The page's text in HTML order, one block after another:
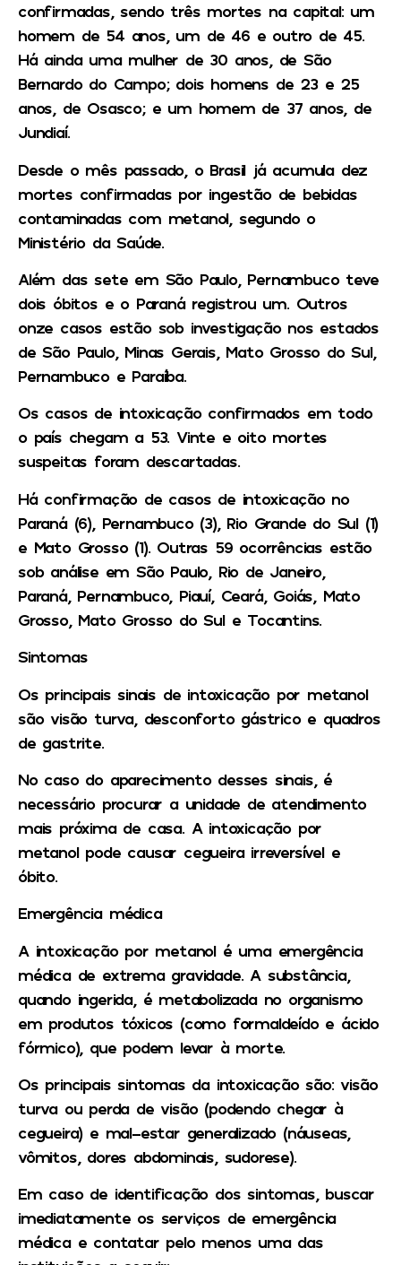
confirmadas, sendo três mortes na capital: um
homem de 54 anos, um de 46 e outro de 45.
Há ainda uma mulher de 30 anos, de São
Bernardo do Campo; dois homens de 23 e 25
anos, de Osasco; e um homem de 37 anos, de
Jundiaí.
Desde o mês passado, o Brasil já acumula dez
mortes confirmadas por ingestão de bebidas
contaminadas com metanol, segundo o
Ministério da Saúde.
Além das sete em São Paulo, Pernambuco teve
dois óbitos e o Paraná registrou um. Outros
onze casos estão sob investigação nos estados
de São Paulo, Minas Gerais, Mato Grosso do Sul,
Pernambuco e Paraíba.
Os casos de intoxicação confirmados em todo
o país chegam a 53. Vinte e oito mortes
suspeitas foram descartadas.
Há confirmação de casos de intoxicação no
Paraná (6), Pernambuco (3), Rio Grande do Sul (1)
e Mato Grosso (1). Outras 59 ocorrências estão
sob análise em São Paulo, Rio de Janeiro,
Paraná, Pernambuco, Piauí, Ceará, Goiás, Mato
Grosso, Mato Grosso do Sul e Tocantins.
Sintomas
Os principais sinais de intoxicação por metanol
são visão turva, desconforto gástrico e quadros
de gastrite.
No caso do aparecimento desses sinais, é
necessário procurar a unidade de atendimento
mais próxima de casa. A intoxicação por
metanol pode causar cegueira irreversível e
óbito.
Emergência médica
A intoxicação por metanol é uma emergência
médica de extrema gravidade. A substância,
quando ingerida, é metabolizada no organismo
em produtos tóxicos (como formaldeído e ácido
fórmico), que podem levar à morte.
Os principais sintomas da intoxicação são: visão
turva ou perda de visão (podendo chegar à
cegueira) e mal-estar generalizado (náuseas,
vômitos, dores abdominais, sudorese).
Em caso de identificação dos sintomas, buscar
imediatamente os serviços de emergência
médica e contatar pelo menos uma das